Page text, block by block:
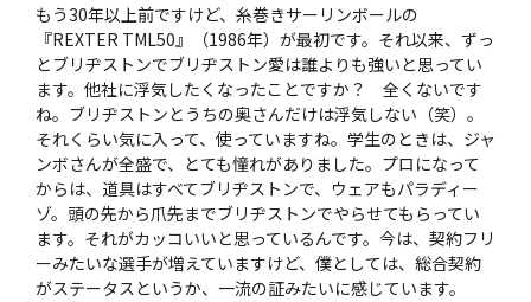
もう30年以上前ですけど、糸巻きサーリンボールの
『REXTER TML50』（1986年）が最初です。それ以来、ずっ
とブリヂストンでブリヂストン愛は誰よりも強いと思ってい
ます。他社に浮気したくなったことですか？ 全くないです
ね。ブリヂストンとうちの奥さんだけは浮気しない（笑）。
それくらい気に入って、使っていますね。学生のときは、ジャ
ンボさんが全盛で、とても憧れがありました。プロになって
からは、道具はすべてブリヂストンで、ウェアもパラディー
ゾ。頭の先から爪先までブリヂストンでやらせてもらってい
ます。それがカッコいいと思っているんです。今は、契約フリ
ーみたいな選手が増えていますけど、僕としては、総合契約
がステータスというか、一流の証みたいに感じています。